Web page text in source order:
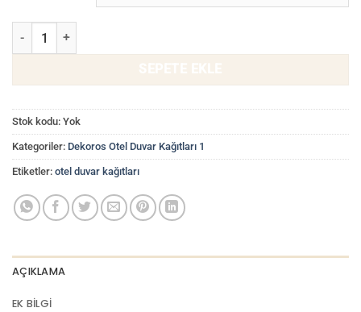
Tekstil Tabanlı Otel Duvar Kağıdı WLF 70606/7-4 adet
Stok kodu: Yok
Kategoriler: Dekoros Otel Duvar Kağıtları 1
Etiketler: otel duvar kağıtları
AÇIKLAMA
EK BILGI